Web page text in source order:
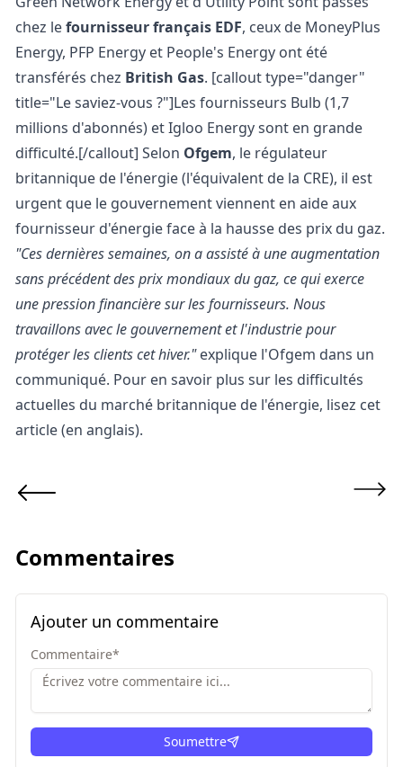
chez lefournisseur français EDF, ceux de MoneyPlus
Energy, PFP Energy et People's Energy ont été
transférés chez British Gas. [callout type="danger"
title="Le saviez-vous ?"]Les fournisseurs Bulb (1,7
millions d'abonnés) et Igloo Energy sont en grande
difficulté.[/callout] Selon Ofgem, le régulateur
britannique de l'énergie (l'équivalent de la CRE), il est
urgent que le gouvernement viennent en aide aux
fournisseur d'énergie face à la hausse des prix du gaz.
"Ces dernières semaines, on a assisté à une augmentation
sans précédent des prix mondiaux du gaz, ce qui exerce
une pression financière sur les fournisseurs. Nous
travaillons avec le gouvernement et l'industrie pour
protéger les clients cet hiver."explique l'Ofgem dans un
communiqué. Pour en savoir plus sur les difficultés
actuelles du marché britannique de l'énergie, lisez cet
article(en anglais).
Commentaires
Ajouter un commentaire
Commentaire*
Soumettre